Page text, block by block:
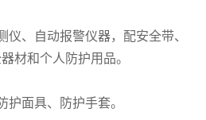
仪、自动报警仪器，配安全带、
材和个人防护用品。
护面具、防护手套。